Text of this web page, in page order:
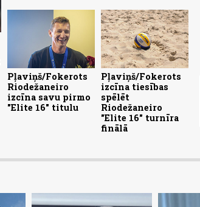
Pļaviņš/Fokerots
Riodežaneiro
izcīna savu pirmo
"Elite 16" titulu
Pļaviņš/Fokerots
izcīna tiesības
spēlēt
Riodežaneiro
"Elite 16" turnīra
finālā